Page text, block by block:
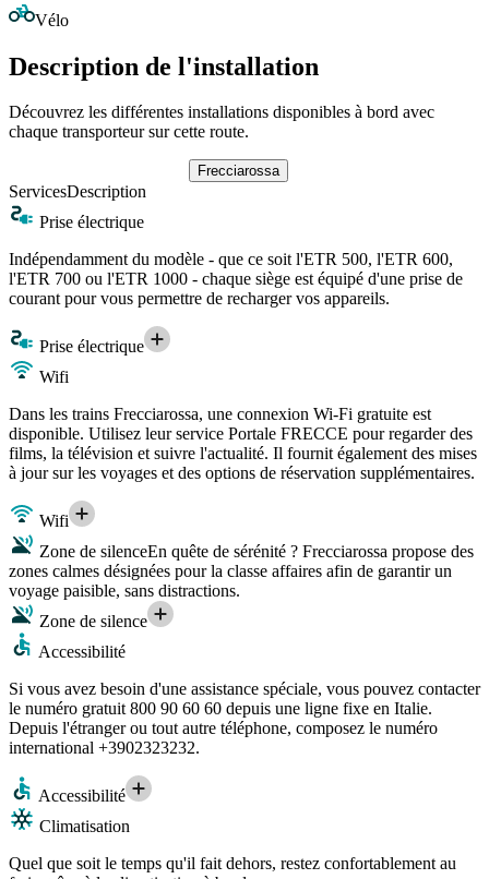
Vélo
Description de l'installation
Découvrez les différentes installations disponibles à bord avec
chaque transporteur sur cette route.
Frecciarossa
ServicesDescription
Prise électrique
Indépendamment du modèle - que ce soit l'ETR 500, l'ETR 600,
l'ETR 700 ou l'ETR 1000 - chaque siège est équipé d'une prise de
courant pour vous permettre de recharger vos appareils.
Prise électrique
Wifi
Dans les trains Frecciarossa, une connexion Wi-Fi gratuite est
disponible. Utilisez leur service Portale FRECCE pour regarder des
films, la télévision et suivre l'actualité. Il fournit également des mises
à jour sur les voyages et des options de réservation supplémentaires.
Wifi
Zone de silenceEn quête de sérénité ? Frecciarossa propose des
zones calmes désignées pour la classe affaires afin de garantir un
voyage paisible, sans distractions.
Zone de silence
Accessibilité
Si vous avez besoin d'une assistance spéciale, vous pouvez contacter
le numéro gratuit 800 90 60 60 depuis une ligne fixe en Italie.
Depuis l'étranger ou tout autre téléphone, composez le numéro
international +3902323232.
Accessibilité
Climatisation
Quel que soit le temps qu'il fait dehors, restez confortablement au